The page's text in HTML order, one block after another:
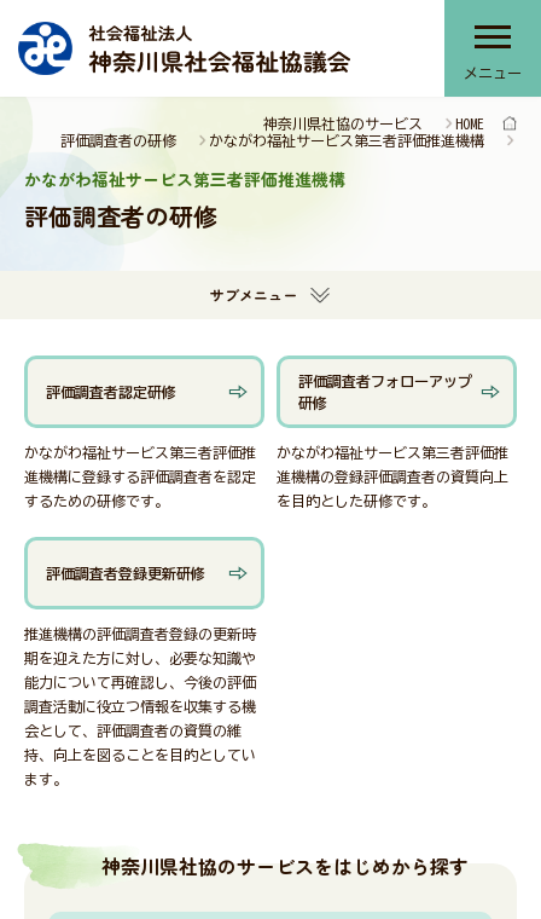
メニュー
HOME
神奈川県社協のサービス
かながわ福祉サービス第三者評価推進機構
評価調査者の研修
かながわ福祉サービス第三者評価推進機構
評価調査者の研修
サブメニュー
評価調査者認定研修
かながわ福祉サービス第三者評価推
進機構に登録する評価調査者を認定
するための研修です。
評価調査者フォローアップ
研修
かながわ福祉サービス第三者評価推
進機構の登録評価調査者の資質向上
を目的とした研修です。
評価調査者登録更新研修
推進機構の評価調査者登録の更新時
期を迎えた方に対し、必要な知識や
能力について再確認し、今後の評価
調査活動に役立つ情報を収集する機
会として、評価調査者の資質の維
持、向上を図ることを目的としてい
ます。
神奈川県社協のサービスをはじめから探す
神奈川県社協について
提言・本会活動推進計画
報告書・刊行物
会員・関係者専用ページ
災害関連情報
ニュース